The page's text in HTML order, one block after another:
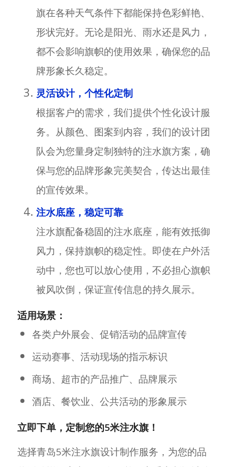
旗在各种天气条件下都能保持色彩鲜艳、
形状完好。无论是阳光、雨水还是风力，
都不会影响旗帜的使用效果，确保您的品
牌形象长久稳定。
灵活设计，个性化定制
根据客户的需求，我们提供个性化设计服
务。从颜色、图案到内容，我们的设计团
队会为您量身定制独特的注水旗方案，确
保与您的品牌形象完美契合，传达出最佳
的宣传效果。
注水底座，稳定可靠
注水旗配备稳固的注水底座，能有效抵御
风力，保持旗帜的稳定性。即使在户外活
动中，您也可以放心使用，不必担心旗帜
被风吹倒，保证宣传信息的持久展示。
适用场景：
各类户外展会、促销活动的品牌宣传
运动赛事、活动现场的指示标识
商场、超市的产品推广、品牌展示
酒店、餐饮业、公共活动的形象展示
立即下单，定制您的5米注水旗！
选择青岛5米注水旗设计制作服务，为您的品